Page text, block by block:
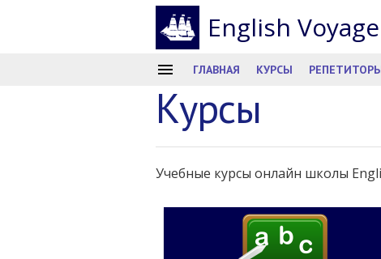
English
ГЛАВНАЯ КУРСЫ
Курсы
Учебные курсы онлайн школы